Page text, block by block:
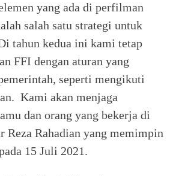
yang ada di perfilman
salah satu strategi untuk
tahun kedua ini kami tetap
FFI dengan aturan yang
seperti mengikuti
Kami akan menjaga
dan orang yang bekerja di
Reza Rahadian yang memimpin
15 Juli 2021.